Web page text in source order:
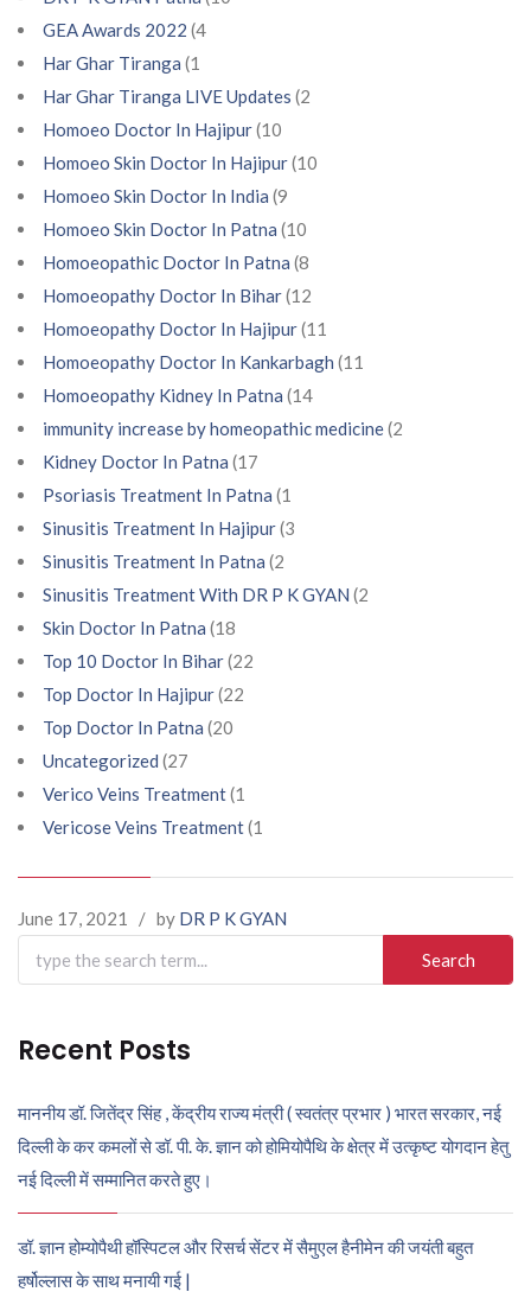
GEA Awards 2022 (4
Har Ghar Tiranga (1
Har Ghar Tiranga LIVE Updates (2
Homoeo Doctor In Hajipur(10
Homoeo Skin Doctor In Hajipur(10
Homoeo Skin Doctor In India (9
Homoeo Skin Doctor In Patna (10
Homoeopathic Doctor In Patna (8
Homoeopathy Doctor In Bihar(12
Homoeopathy Doctor In Hajipur(11
Homoeopathy Doctor In Kankarbagh (11
Homoeopathy Kidney In Patna (14
immunity increase by homeopathic medicine(2
Kidney Doctor In Patna (17
Psoriasis Treatment In Patna (1
Sinusitis Treatment In Hajipur(3
Sinusitis Treatment In Patna (2
Sinusitis Treatment With DR P K GYAN (2
Skin Doctor In Patna (18
Top 10 Doctor In Bihar(22
Top Doctor In Hajipur(22
Top Doctor In Patna (20
Uncategorized (27
Verico Veins Treatment(1
Vericose Veins Treatment(1
June 17, 2021 / by DR P K GYAN
Search
for:
Recent Posts
माननीय डॉ. जितेंद्र सिंह , केंद्रीय राज्य मंत्री ( स्वतंत्र प्रभार ) भारत सरकार, नई
दिल्ली के कर कमलों से डॉ. पी. के. ज्ञान को होमियोपैथि के क्षेत्र में उत्कृष्ट योगदान हेतु
नई दिल्ली में सम्मानित करते हुए।
डॉ. ज्ञान होम्योपैथी हॉस्पिटल और रिसर्च सेंटर में सैमुएल हैनीमेन की जयंती बहुत
हर्षोल्लास के साथ मनायी गई |